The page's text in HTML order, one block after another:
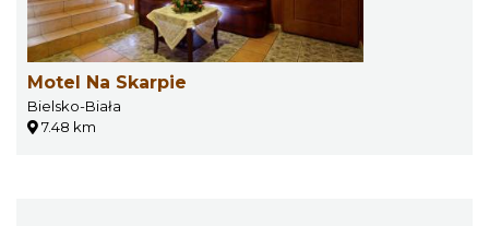
Motel Na Skarpie
Bielsko-Biała
7.48 km